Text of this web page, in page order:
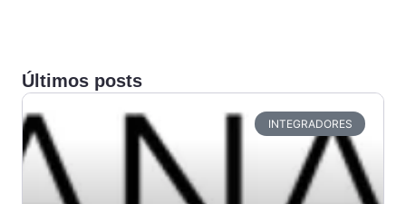
Últimos posts
INTEGRADORES